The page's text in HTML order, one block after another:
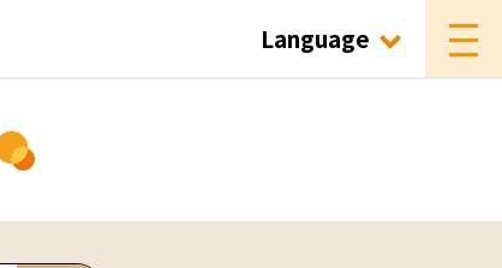
Language